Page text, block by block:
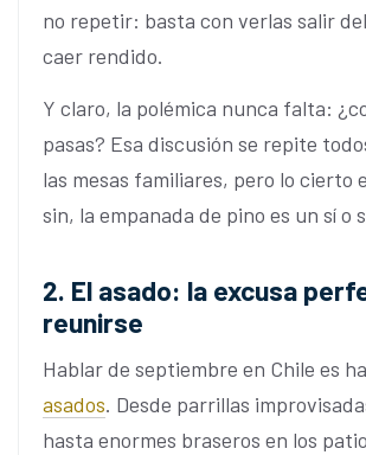
no repetir: basta con verlas salir
caer rendido.
Y claro, la polémica nunca falta:
pasas? Esa discusión se repite
las mesas familiares, pero lo cierto
sin, la empanada de pino es un sí o
2. El asado: la excusa
reunirse
Hablar de septiembre en Chile es
asados. Desde parrillas
hasta enormes braseros en los